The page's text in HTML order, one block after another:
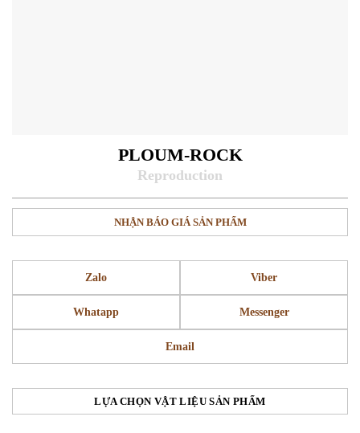
PLOUM-ROCK
NHẬN BÁO GIÁ SẢN PHẨM
Zalo Viber
Whatapp Messenger
Email
LỰA CHỌN VẬT LIỆU SẢN PHẨM